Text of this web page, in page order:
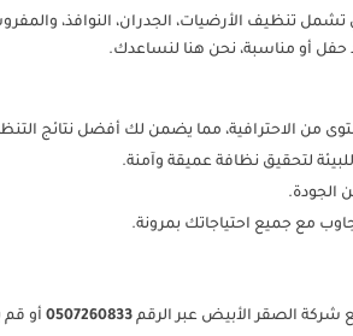
تنظيف الأرضيات، الجدران، النوافذ،
أو مناسبة، نحن هنا لنساعدك.
من الاحترافية، مما يضمن لك أفضل نتائج
لتحقيق نظافة عميقة وآمنة.
الجودة.
مع جميع احتياجاتك بمرونة.
الصقر الأبيض عبر الرقم0507260833 أو قم